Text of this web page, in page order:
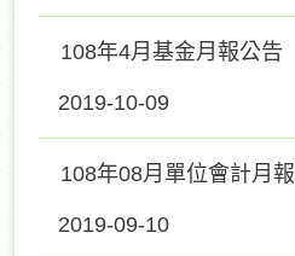
108年4月基金月報公告
2019-10-09
108年08月單位會計月報
2019-09-10